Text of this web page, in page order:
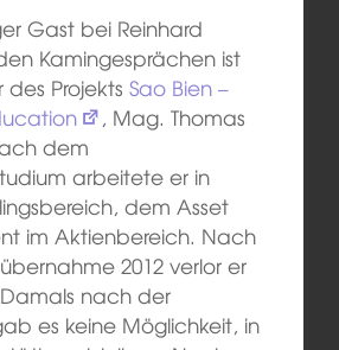
Gast bei Reinhard
Kamingesprächen ist
Projekts Sao Bien –
, Mag. Thomas
dem
arbeitete er in
dem Asset
im Aktienbereich. Nach
2012 verlor er
nach der
es keine Möglichkeit, in